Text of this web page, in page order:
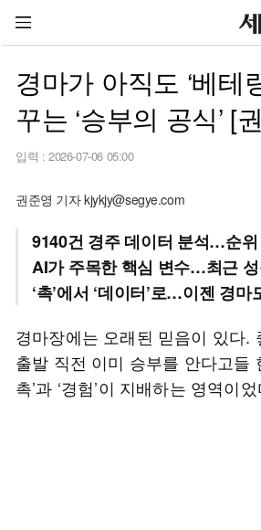
경마가 아직도 ‘베
꾸는 ‘승부의 공식’ [
입력 : 2026-07-06 05:00
권준영 기자 kjykjy@segye.com
9140건 경주 데이터 분석…순
AI가 주목한 핵심 변수…최근 성
‘촉’에서 ‘데이터’로…이젠 경마
경마장에는 오래된 믿음이 있다.
출발 직전 이미 승부를 안다고들
촉’과 ‘경험’이 지배하는 영역이